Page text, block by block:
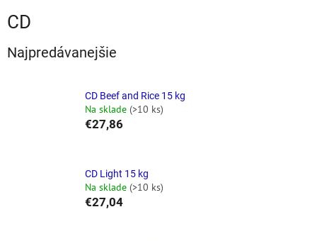
CD
Najpredávanejšie
CD Beef and Rice 15 kg
Na sklade (>10 ks)
€27,86
CD Light 15 kg
Na sklade (>10 ks)
€27,04